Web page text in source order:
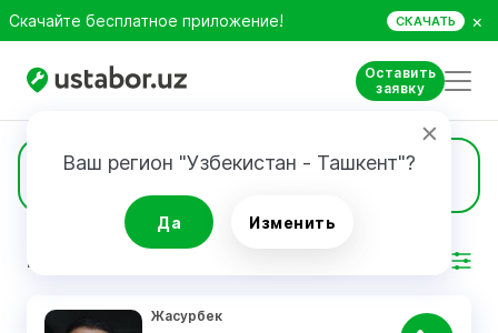
Скачайте бесплатное приложение! СКАЧАТЬ ×
Оставить
заявку
Ваш регион "Узбекистан - Ташкент"?
Да Изменить
Разнорабочие 273
РЕЗУЛЬТАТ
Жасурбек